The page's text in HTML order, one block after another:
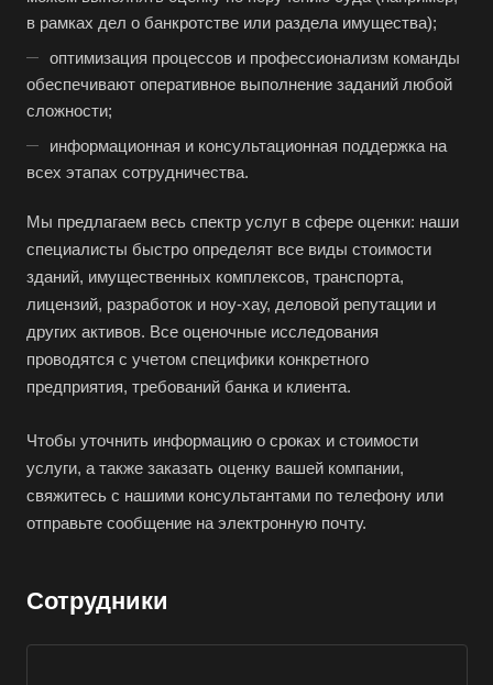
в рамках дел о банкротстве или раздела имущества);
оптимизация процессов и профессионализм команды
обеспечивают оперативное выполнение заданий любой
сложности;
информационная и консультационная поддержка на
всех этапах сотрудничества.
Мы предлагаем весь спектр услуг в сфере оценки: наши
специалисты быстро определят все виды стоимости
зданий, имущественных комплексов, транспорта,
лицензий, разработок и ноу-хау, деловой репутации и
других активов. Все оценочные исследования
проводятся с учетом специфики конкретного
предприятия, требований банка и клиента.
Чтобы уточнить информацию о сроках и стоимости
услуги, а также заказать оценку вашей компании,
свяжитесь с нашими консультантами по телефону или
отправьте сообщение на электронную почту.
Сотрудники
Благовещенск
Благодарный
Богородицк
Боготол
Большой Камень
Бор
Борзя
Борисоглебск
Боровичи
Братск
Бронницы
Бугуруслан
Бузулук
Буйнакск